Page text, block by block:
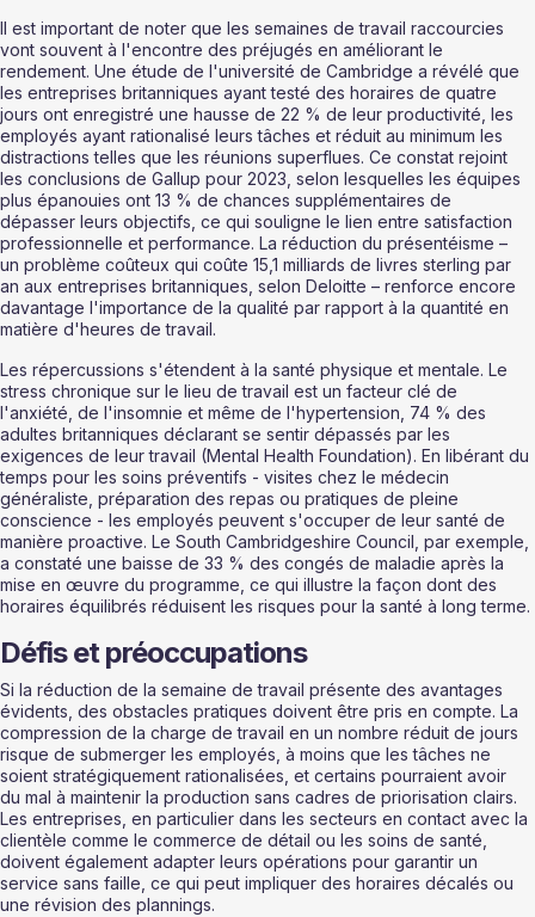
Il est important de noter que les semaines de travail raccourcies
vont souvent à l'encontre des préjugés en améliorant le
rendement. Une étude de l'université de Cambridge a révélé que
les entreprises britanniques ayant testé des horaires de quatre
jours ont enregistré une hausse de 22 % de leur productivité, les
employés ayant rationalisé leurs tâches et réduit au minimum les
distractions telles que les réunions superflues. Ce constat rejoint
les conclusions de Gallup pour 2023, selon lesquelles les équipes
plus épanouies ont 13 % de chances supplémentaires de
dépasser leurs objectifs, ce qui souligne le lien entre satisfaction
professionnelle et performance. La réduction du présentéisme –
un problème coûteux qui coûte 15,1 milliards de livres sterling par
an aux entreprises britanniques, selon Deloitte – renforce encore
davantage l'importance de la qualité par rapport à la quantité en
matière d'heures de travail.
Les répercussions s'étendent à la santé physique et mentale. Le
stress chronique sur le lieu de travail est un facteur clé de
l'anxiété, de l'insomnie et même de l'hypertension, 74 % des
adultes britanniques déclarant se sentir dépassés par les
exigences de leur travail (Mental Health Foundation). En libérant du
temps pour les soins préventifs - visites chez le médecin
généraliste, préparation des repas ou pratiques de pleine
conscience - les employés peuvent s'occuper de leur santé de
manière proactive. Le South Cambridgeshire Council, par exemple,
a constaté une baisse de 33 % des congés de maladie après la
mise en œuvre du programme, ce qui illustre la façon dont des
horaires équilibrés réduisent les risques pour la santé à long terme.
Défis et préoccupations
Si la réduction de la semaine de travail présente des avantages
évidents, des obstacles pratiques doivent être pris en compte. La
compression de la charge de travail en un nombre réduit de jours
risque de submerger les employés, à moins que les tâches ne
soient stratégiquement rationalisées, et certains pourraient avoir
du mal à maintenir la production sans cadres de priorisation clairs.
Les entreprises, en particulier dans les secteurs en contact avec la
clientèle comme le commerce de détail ou les soins de santé,
doivent également adapter leurs opérations pour garantir un
service sans faille, ce qui peut impliquer des horaires décalés ou
une révision des plannings.